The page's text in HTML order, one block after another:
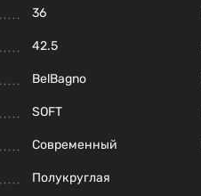
36
42.5
BelBagno
SOFT
Современный
Полукруглая